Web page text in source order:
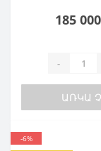
185
-
ԱՌԿԱ
-6%